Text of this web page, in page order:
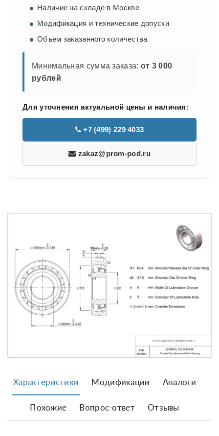
Наличие на складе в Москве
Модификация и технические допуски
Объем заказанного количества
Минимальная сумма заказа: от 3 000
рублей
Для уточнения актуальной цены и наличия:
+7 (499) 229 4033
zakaz@prom-pod.ru
Характеристики Модификации Аналоги
Похожие Вопрос-ответ Отзывы